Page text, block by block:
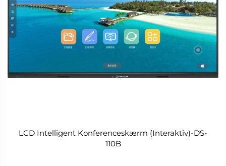
LCD Intelligent Konferenceskærm (Interaktiv)-DS-
110B